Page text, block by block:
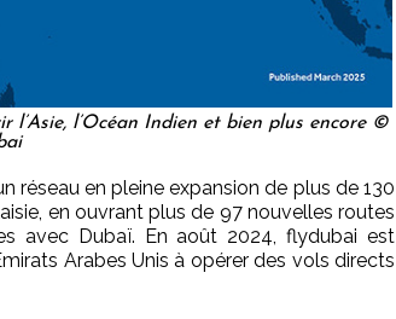
l’Asie, l’Océan Indien et bien plus encore ©
réseau en pleine expansion de plus de 130
en ouvrant plus de 97 nouvelles routes
avec Dubaï. En août 2024, flydubai est
Arabes Unis à opérer des vols directs